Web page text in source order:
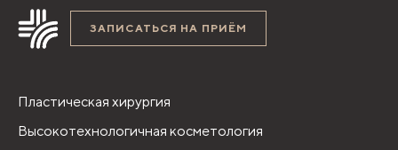
ЗАПИСАТЬСЯ НА ПРИЁМ
Пластическая хирургия
Высокотехнологичная косметология